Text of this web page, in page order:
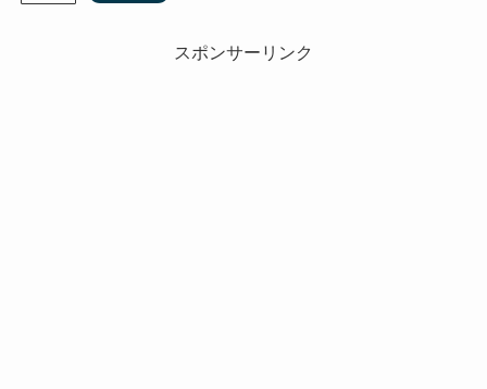
スポンサーリンク